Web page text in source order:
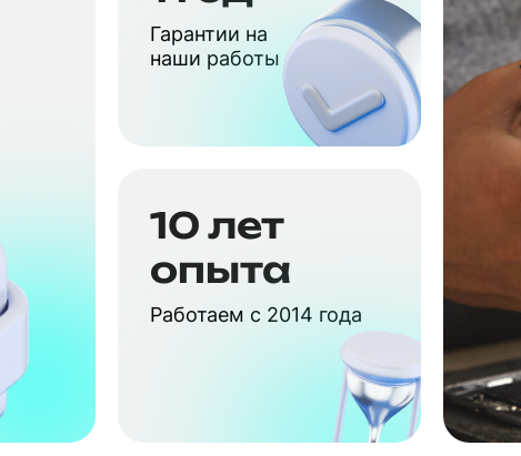
Гарантии на
наши работы
10 лет
опыта
Работаем с 2014 года